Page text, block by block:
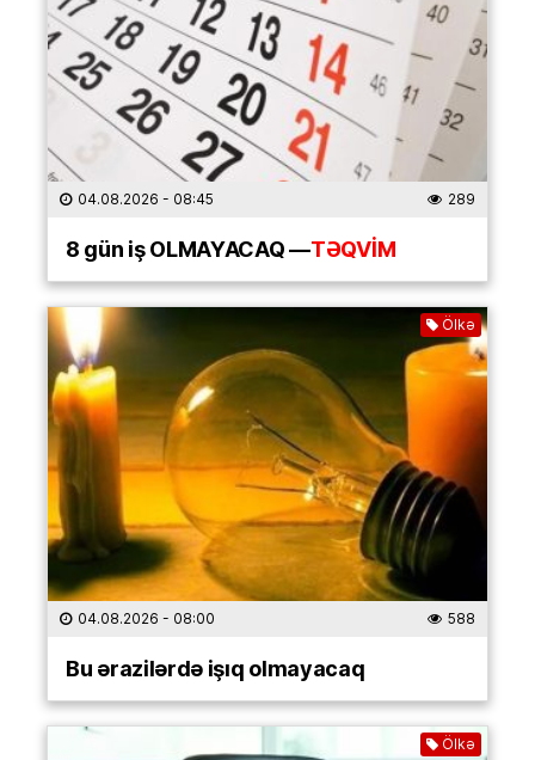
04.08.2026 - 08:45 289
8 gün iş OLMAYACAQ —TƏQVİM
Ölkə
04.08.2026 - 08:00 588
Bu ərazilərdə işıq olmayacaq
Ölkə